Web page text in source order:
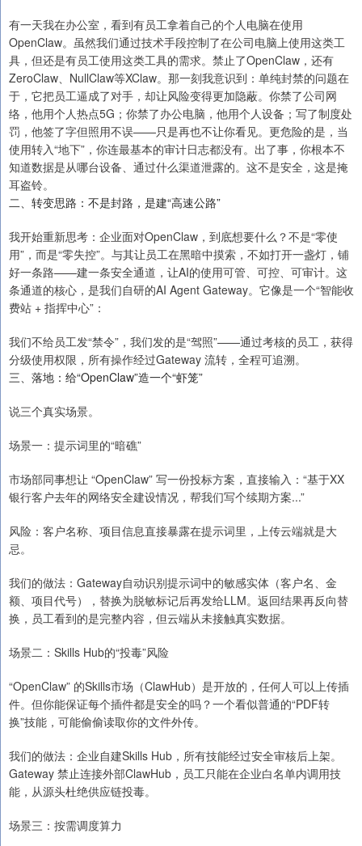
有一天我在办公室，看到有员工拿着自己的个人电脑在使用
OpenClaw。虽然我们通过技术手段控制了在公司电脑上使用这类工
具，但还是有员工使用这类工具的需求。禁止了OpenClaw，还有
ZeroClaw、NullClaw等XClaw。那一刻我意识到：单纯封禁的问题在
于，它把员工逼成了对手，却让风险变得更加隐蔽。你禁了公司网
络，他用个人热点5G；你禁了办公电脑，他用个人设备；写了制度处
罚，他签了字但照用不误——只是再也不让你看见。更危险的是，当
使用转入“地下”，你连最基本的审计日志都没有。出了事，你根本不
知道数据是从哪台设备、通过什么渠道泄露的。这不是安全，这是掩
耳盗铃。
二、转变思路：不是封路，是建“高速公路”
我开始重新思考：企业面对OpenClaw，到底想要什么？不是“零使
用”，而是“零失控”。与其让员工在黑暗中摸索，不如打开一盏灯，铺
好一条路——建一条安全通道，让AI的使用可管、可控、可审计。这
条通道的核心，是我们自研的AI Agent Gateway。它像是一个“智能收
费站 + 指挥中心”：
我们不给员工发“禁令”，我们发的是“驾照”——通过考核的员工，获得
分级使用权限，所有操作经过Gateway 流转，全程可追溯。
三、落地：给“OpenClaw”造一个“虾笼”
说三个真实场景。
场景一：提示词里的“暗礁”
市场部同事想让 “OpenClaw” 写一份投标方案，直接输入：“基于XX
银行客户去年的网络安全建设情况，帮我们写个续期方案...”
风险：客户名称、项目信息直接暴露在提示词里，上传云端就是大
忌。
我们的做法：Gateway自动识别提示词中的敏感实体（客户名、金
额、项目代号），替换为脱敏标记后再发给LLM。返回结果再反向替
换，员工看到的是完整内容，但云端从未接触真实数据。
场景二：Skills Hub的“投毒”风险
“OpenClaw” 的Skills市场（ClawHub）是开放的，任何人可以上传插
件。但你能保证每个插件都是安全的吗？一个看似普通的“PDF转
换”技能，可能偷偷读取你的文件外传。
我们的做法：企业自建Skills Hub，所有技能经过安全审核后上架。
Gateway 禁止连接外部ClawHub，员工只能在企业白名单内调用技
能，从源头杜绝供应链投毒。
场景三：按需调度算力